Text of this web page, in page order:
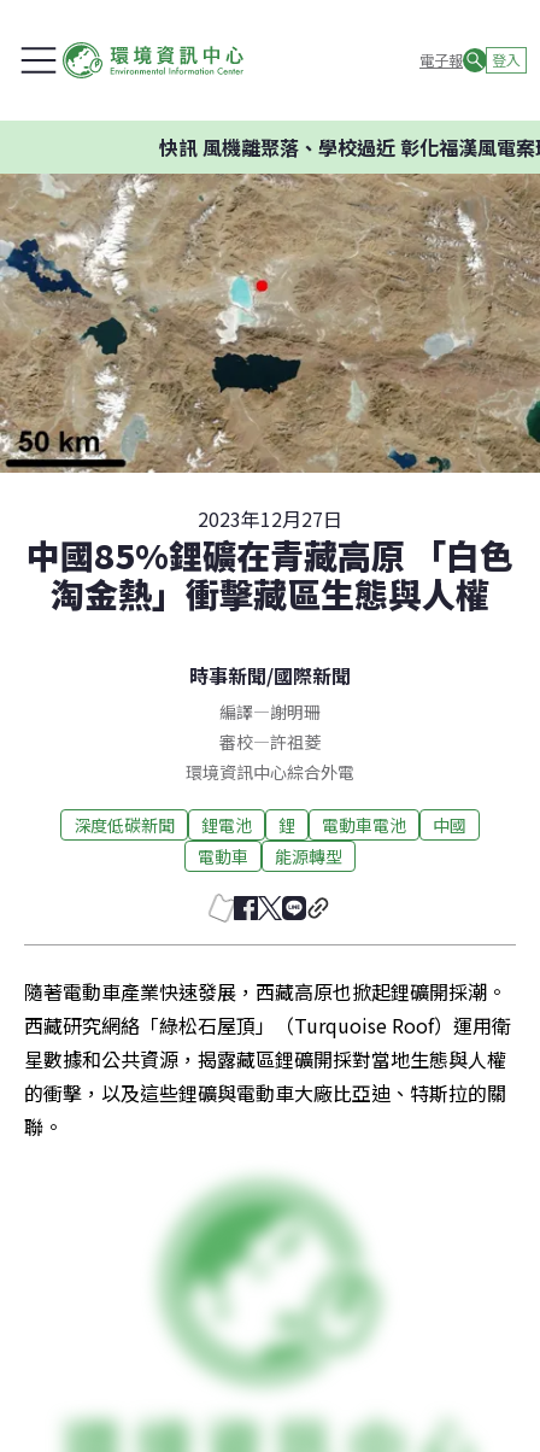
電子報 登入
快訊風機離聚落、學校過近 彰化福漢風電案環
2023年12月27日
中國85%鋰礦在青藏高原 「白色
淘金熱」衝擊藏區生態與人權
時事新聞/國際新聞
編譯—謝明珊
審校—許祖菱
環境資訊中心綜合外電
深度低碳新聞 鋰電池 鋰 電動車電池
中國
電動車
能源轉型
隨著電動車產業快速發展，西藏高原也掀起鋰礦開採潮。
西藏研究網絡「綠松石屋頂」（Turquoise Roof）運用衛
星數據和公共資源，揭露藏區鋰礦開採對當地生態與人權
的衝擊，以及這些鋰礦與電動車大廠比亞迪、特斯拉的關
聯。